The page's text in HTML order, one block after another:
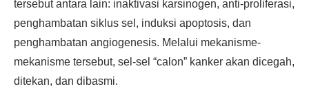
tersebut antara lain: inaktivasi karsinogen, anti-proliferasi,
penghambatan siklus sel, induksi apoptosis, dan
penghambatan angiogenesis. Melalui mekanisme-
mekanisme tersebut, sel-sel “calon” kanker akan dicegah,
ditekan, dan dibasmi.